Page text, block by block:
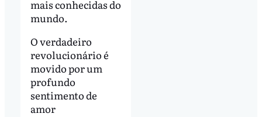
mais conhecidas do
mundo.
O verdadeiro
revolucionário é
movido por um
profundo
sentimento de
amor